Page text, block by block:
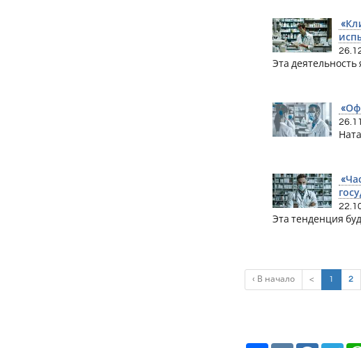
Эта
Эта тенденция
‹ В начало < 1 (current)
2